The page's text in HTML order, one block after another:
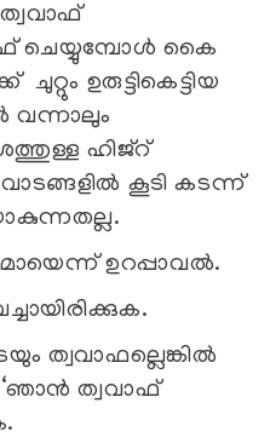
ചെയ്യുമ്പോള്‍ കൈ
ഉരുട്ടികെട്ടിയ
വന്നാലും
ഹിജ്‌റ്
കൂടി കടന്ന്
ഉറപ്പാവല്‍.
ത്വവാഫല്ലെങ്കില്‍
ത്വവാഫ്